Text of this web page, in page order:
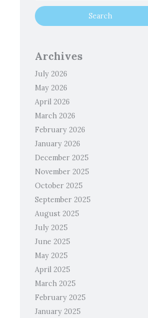
Archives
July 2026
May 2026
April 2026
March 2026
February 2026
January 2026
December 2025
November 2025
October 2025
September 2025
August 2025
July 2025
June 2025
May 2025
April 2025
March 2025
February 2025
January 2025